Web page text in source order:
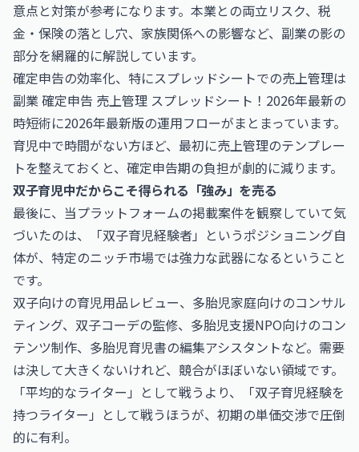
意点と対策が参考になります。本業との両立リスク、税
金・保険の落とし穴、家族関係への影響など、副業の影の
部分を網羅的に解説しています。
確定申告の効率化、特にスプレッドシートでの売上管理は
副業 確定申告 売上管理 スプレッドシート！2026年最新の
時短術に2026年最新版の運用フローがまとまっています。
育児中で時間がない方ほど、最初に売上管理のテンプレー
トを整えておくと、確定申告期の負担が劇的に減ります。
双子育児中だからこそ得られる「強み」を売る
最後に、当プラットフォームの掲載案件を観察していて気
づいたのは、「双子育児経験者」というポジショニング自
体が、特定のニッチ市場では強力な武器になるということ
です。
双子向けの育児用品レビュー、多胎児家庭向けのコンサル
ティング、双子コーデの監修、多胎児支援NPO向けのコン
テンツ制作、多胎児育児書の編集アシスタントなど。需要
は決して大きくないけれど、競合がほぼいない領域です。
「平均的なライター」として戦うより、「双子育児経験を
持つライター」として戦うほうが、初期の単価交渉で圧倒
的に有利。